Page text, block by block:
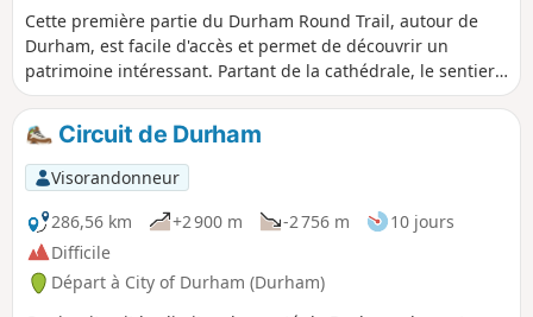
Cette première partie du Durham Round Trail, autour de
Durham, est facile d'accès et permet de découvrir un
patrimoine intéressant. Partant de la cathédrale, le sentier
suit la rivière Wear autour de la péninsule avant de quitter
la ville pour monter à Brasside et finir à Finchale Priory.
Circuit de Durham
Visorandonneur
286,56 km
+2 900 m -2 756 m
10 jours
Difficile
Départ à City of Durham (Durham)